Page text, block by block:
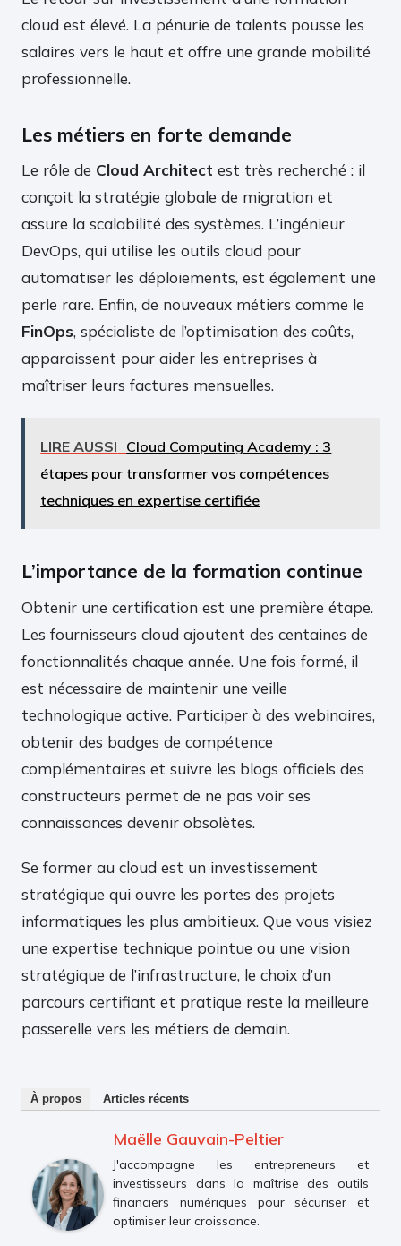
cloud est élevé. La pénurie de talents pousse les
salaires vers le haut et offre une grande mobilité
professionnelle.
Les métiers en forte demande
Le rôle de Cloud Architect est très recherché : il
conçoit la stratégie globale de migration et
assure la scalabilité des systèmes. L’ingénieur
DevOps, qui utilise les outils cloud pour
automatiser les déploiements, est également une
perle rare. Enfin, de nouveaux métiers comme le
FinOps, spécialiste de l’optimisation des coûts,
apparaissent pour aider les entreprises à
maîtriser leurs factures mensuelles.
LIRE AUSSI Cloud Computing Academy : 3
étapes pour transformer vos compétences
techniques en expertise certifiée
L’importance de la formation continue
Obtenir une certification est une première étape.
Les fournisseurs cloud ajoutent des centaines de
fonctionnalités chaque année. Une fois formé, il
est nécessaire de maintenir une veille
technologique active. Participer à des webinaires,
obtenir des badges de compétence
complémentaires et suivre les blogs officiels des
constructeurs permet de ne pas voir ses
connaissances devenir obsolètes.
Se former au cloud est un investissement
stratégique qui ouvre les portes des projets
informatiques les plus ambitieux. Que vous visiez
une expertise technique pointue ou une vision
stratégique de l’infrastructure, le choix d’un
parcours certifiant et pratique reste la meilleure
passerelle vers les métiers de demain.
À propos Articles récents
Maëlle Gauvain-Peltier
J'accompagne les entrepreneurs et
investisseurs dans la maîtrise des outils
financiers numériques pour sécuriser et
optimiser leur croissance.